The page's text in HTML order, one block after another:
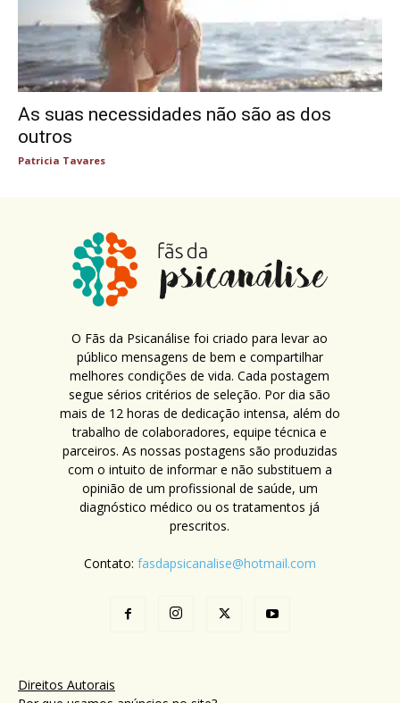
As suas necessidades não são as dos
outros
Patricia Tavares
O Fãs da Psicanálise foi criado para levar ao
público mensagens de bem e compartilhar
melhores condições de vida. Cada postagem
segue sérios critérios de seleção. Por dia são
mais de 12 horas de dedicação intensa, além do
trabalho de colaboradores, equipe técnica e
parceiros. As nossas postagens são produzidas
com o intuito de informar e não substituem a
opinião de um profissional de saúde, um
diagnóstico médico ou os tratamentos já
prescritos.
Contato: fasdapsicanalise@hotmail.com
Direitos Autorais